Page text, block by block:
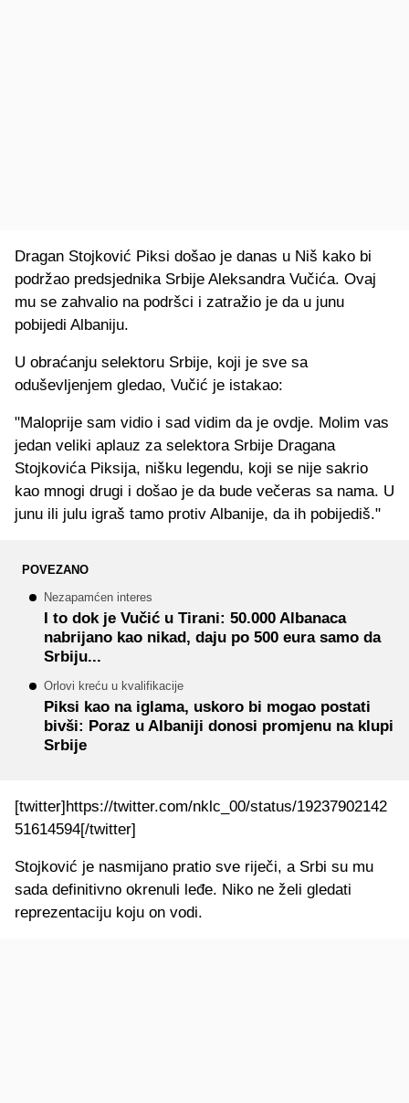
Dragan Stojković Piksi došao je danas u Niš kako bi
podržao predsjednika Srbije Aleksandra Vučića. Ovaj
mu se zahvalio na podršci i zatražio je da u junu
pobijedi Albaniju.
U obraćanju selektoru Srbije, koji je sve sa
oduševljenjem gledao, Vučić je istakao:
"Maloprije sam vidio i sad vidim da je ovdje. Molim vas
jedan veliki aplauz za selektora Srbije Dragana
Stojkovića Piksija, nišku legendu, koji se nije sakrio
kao mnogi drugi i došao je da bude večeras sa nama. U
junu ili julu igraš tamo protiv Albanije, da ih pobijediš."
POVEZANO
Nezapamćen interes
I to dok je Vučić u Tirani: 50.000 Albanaca
nabrijano kao nikad, daju po 500 eura samo da
Srbiju...
Orlovi kreću u kvalifikacije
Piksi kao na iglama, uskoro bi mogao postati
bivši: Poraz u Albaniji donosi promjenu na klupi
Srbije
[twitter]https://twitter.com/nklc_00/status/19237902142
51614594[/twitter]
Stojković je nasmijano pratio sve riječi, a Srbi su mu
sada definitivno okrenuli leđe. Niko ne želi gledati
reprezentaciju koju on vodi.